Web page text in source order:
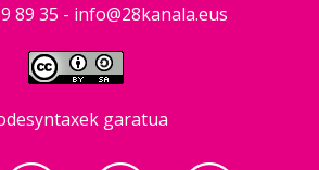
89 35 - info@28kanala.eus
garatua